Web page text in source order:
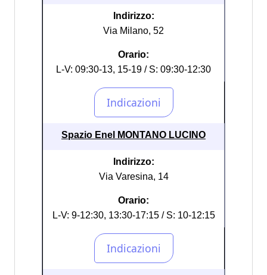
Indirizzo:
Via Milano, 52
Orario:
L-V: 09:30-13, 15-19 / S: 09:30-12:30
Spazio Enel MONTANO LUCINO
Indirizzo:
Via Varesina, 14
Orario:
L-V: 9-12:30, 13:30-17:15 / S: 10-12:15